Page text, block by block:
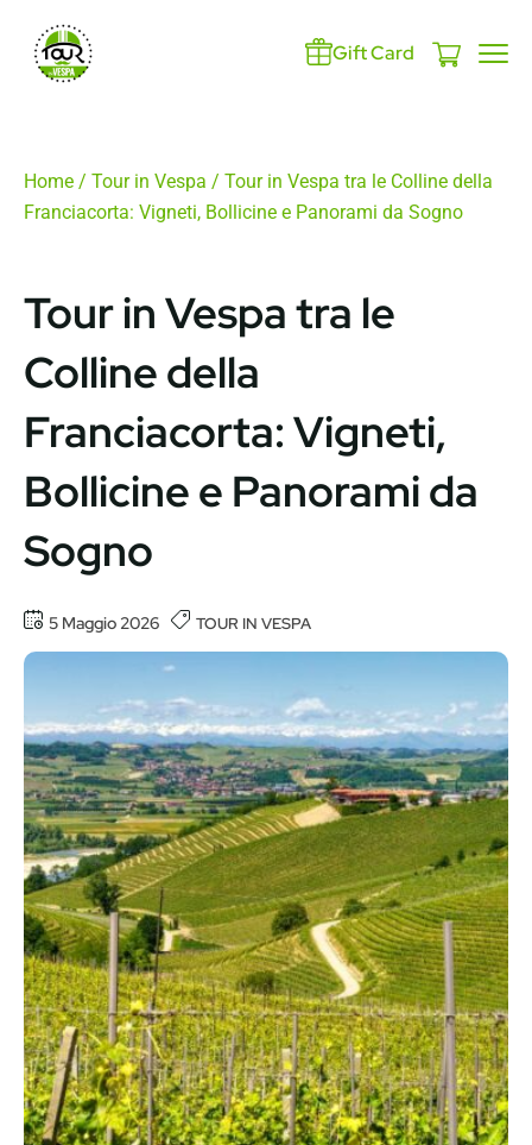
Gift Card
Home / Tour in Vespa / Tour in Vespa tra le Colline della
Franciacorta: Vigneti, Bollicine e Panorami da Sogno
Tour in Vespa tra le
Colline della
Franciacorta: Vigneti,
Bollicine e Panorami da
Sogno
5 Maggio 2026 TOUR IN VESPA